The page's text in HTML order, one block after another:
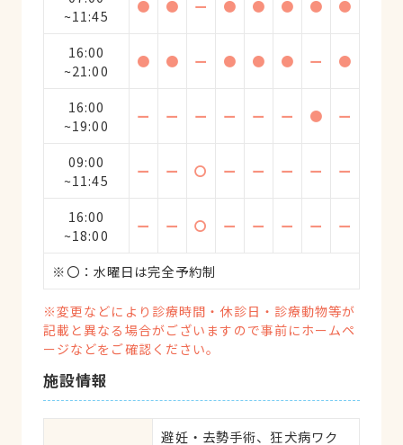
~11:45
● ● ー ● ● ● ● ●
16:00
~21:00
● ● ー ● ● ● ー ●
16:00
~19:00
ー ー ー ー ー ー ● ー
09:00
~11:45
ー ー 〇 ー ー ー ー ー
16:00
~18:00
ー ー 〇 ー ー ー ー ー
※〇：水曜日は完全予約制
※変更などにより診療時間・休診日・診療動物等が
記載と異なる場合がございますので事前にホームペ
ージなどをご確認ください。
施設情報
避妊・去勢手術、狂犬病ワク